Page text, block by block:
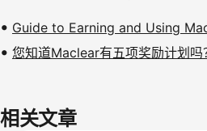
Guide to Earning and Using
您知道Maclear有五项奖励计划吗
相关文章